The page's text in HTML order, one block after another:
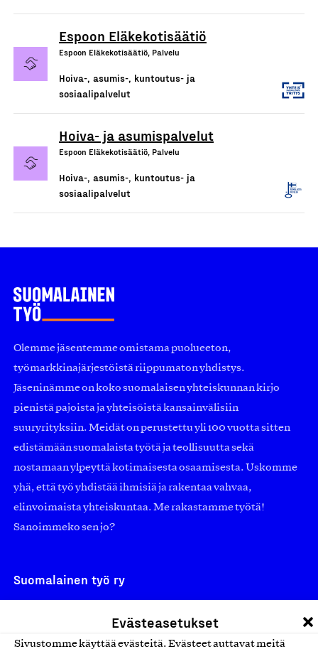
Evästeasetukset
Sivustomme käyttää evästeitä. Evästeet auttavat meitä
Espoon Eläkekotisäätiö
Espoon Eläkekotisäätiö, Palvelu
Hoiva-, asumis-, kuntoutus- ja
sosiaalipalvelut
Hoiva- ja asumispalvelut
Espoon Eläkekotisäätiö, Palvelu
Hoiva-, asumis-, kuntoutus- ja
sosiaalipalvelut
Olemme jäsentemme omistama puolueeton,
työmarkkinajärjestöistä riippumaton yhdistys.
Jäseninämme on koko suomalaisen yhteiskunnan kirjo
pienistä pajoista ja yhteisöistä kansainvälisiin
suuryrityksiin. Meidät on perustettu yli 100 vuotta sitten
edistämään suomalaista työtä ja teollisuutta sekä
nostamaan ylpeyttä kotimaisesta osaamisesta. Uskomme
yhä, että työ yhdistää ihmisiä ja rakentaa vahvaa,
elinvoimaista yhteiskuntaa. Me rakastamme työtä!
Sanoimmeko sen jo?
Suomalainen työ ry